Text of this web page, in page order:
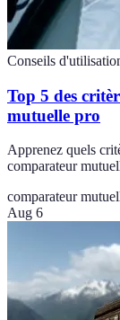
Conseils
Top 5 des
mutuelle pro
Apprenez quels
comparateur
comparateur
Aug 6